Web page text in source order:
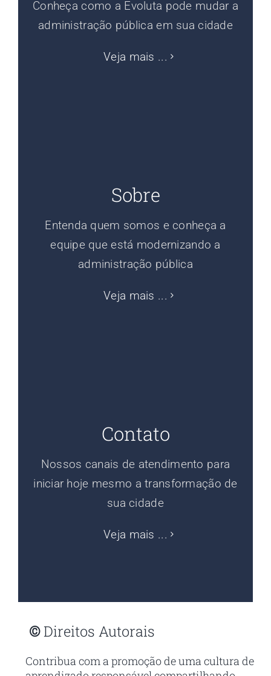
Conheça como a Evoluta pode mudar a
administração pública em sua cidade
Veja mais ...
Sobre
Entenda quem somos e conheça a
equipe que está modernizando a
administração pública
Veja mais ...
Contato
Nossos canais de atendimento para
iniciar hoje mesmo a transformação de
sua cidade
Veja mais ...
©Direitos Autorais
Contribua com a promoção de uma cultura de